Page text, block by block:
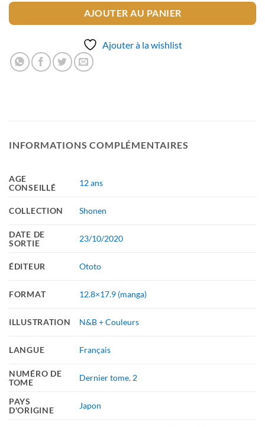
AJOUTER AU PANIER
Ajouter à la wishlist
INFORMATIONS COMPLÉMENTAIRES
AGE
CONSEILLÉ
12 ans
COLLECTION Shonen
DATE DE
SORTIE
23/10/2020
ÉDITEUR Ototo
FORMAT 12.8×17.9 (manga)
ILLUSTRATION N&B + Couleurs
LANGUE Français
NUMÉRO DE
TOME
Dernier tome, 2
PAYS
D'ORIGINE
Japon